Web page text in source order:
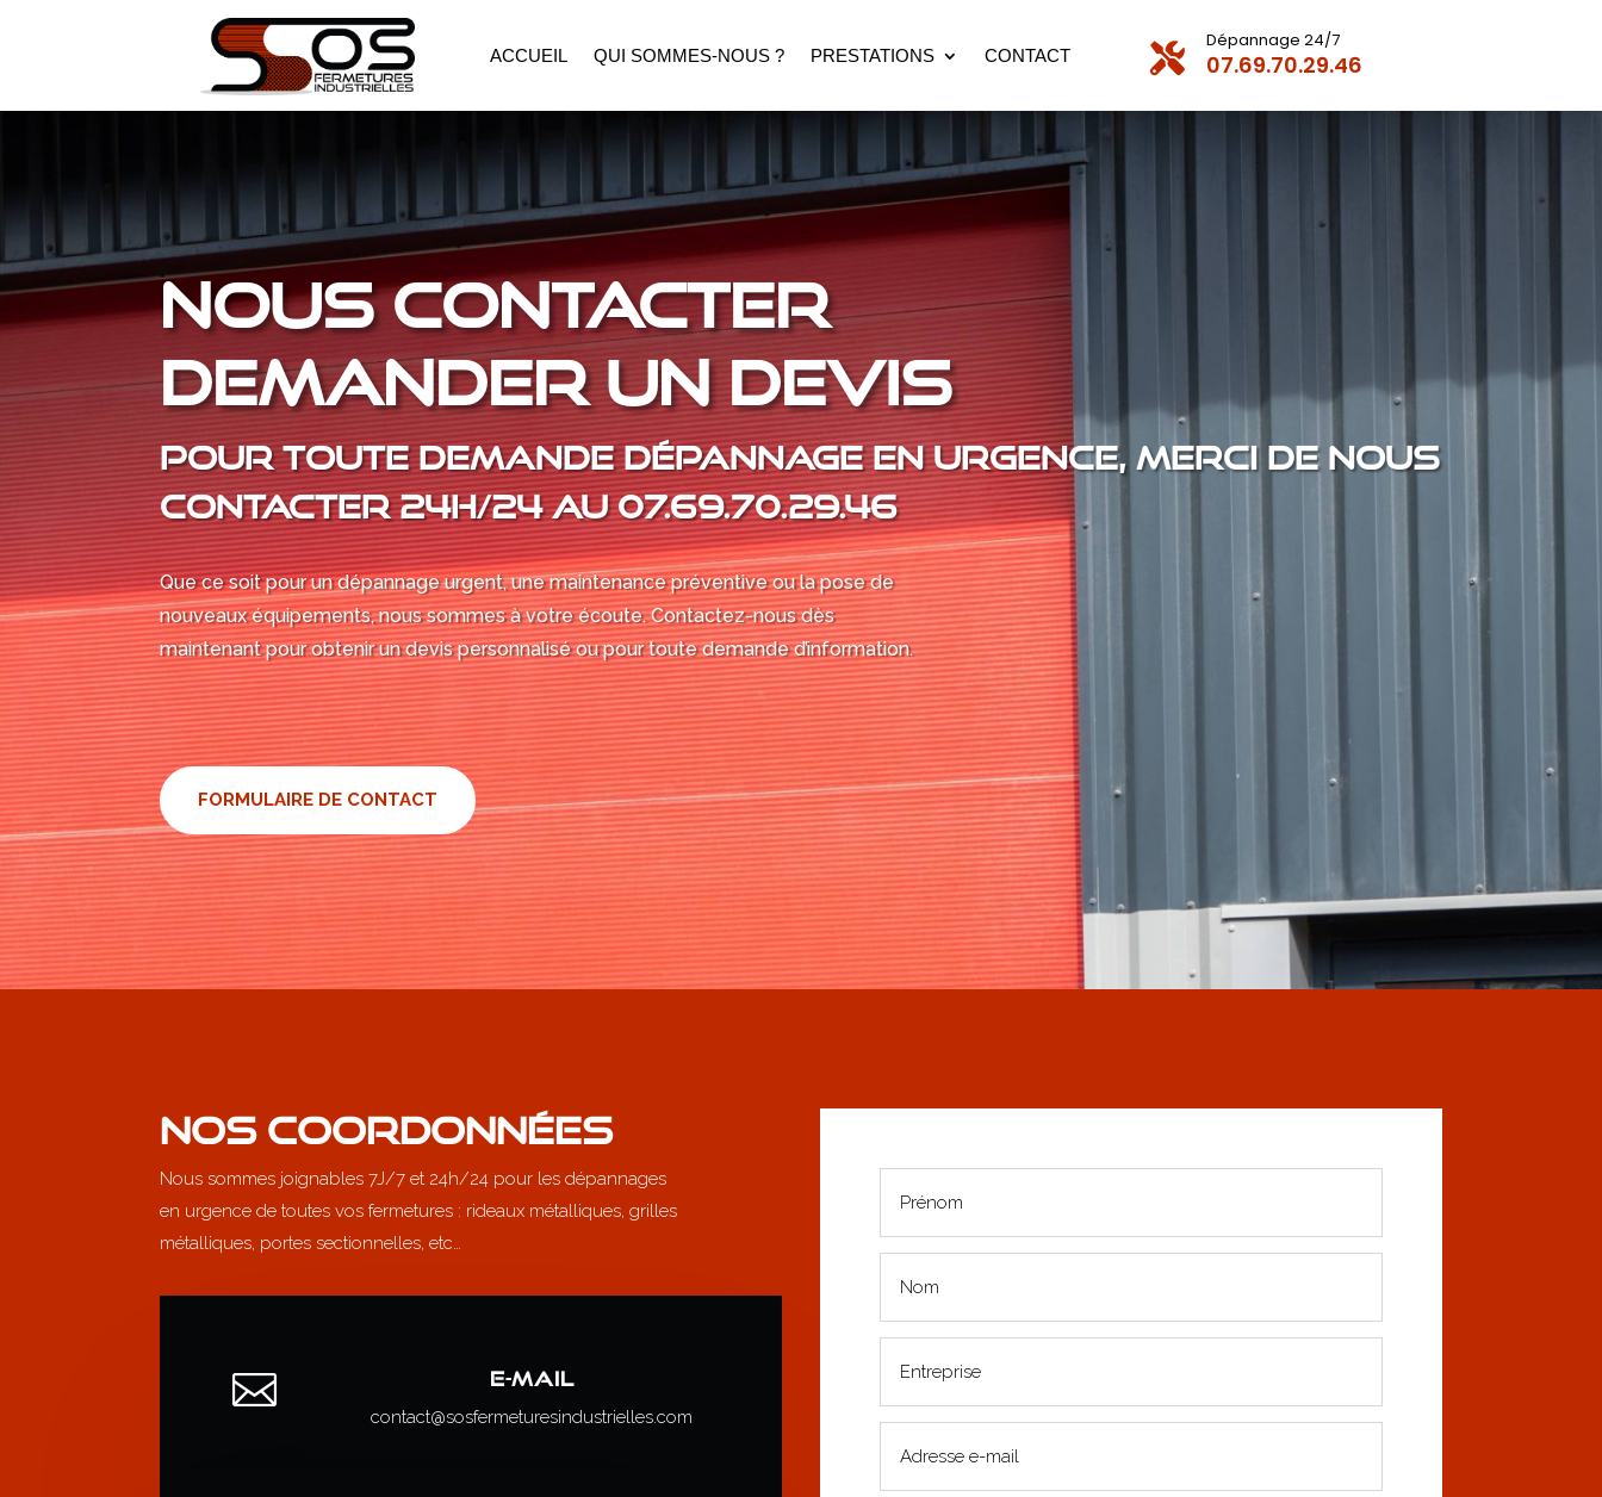
ACCUEIL QUI SOMMES-NOUS ? PRESTATIONS CONTACT 
Dépannage 24/7
07.69.70.29.46
NOUS CONTACTER
DEMANDER UN DEVIS
POUR TOUTE DEMANDE DÉPANNAGE EN URGENCE, MERCI DE NOUS
CONTACTER 24H/24 AU 07.69.70.29.46
Que ce soit pour un dépannage urgent, une maintenance préventive ou la pose de
nouveaux équipements, nous sommes à votre écoute. Contactez-nous dès
maintenant pour obtenir un devis personnalisé ou pour toute demande d’information.
FORMULAIRE DE CONTACT
NOS COORDONNÉES
Nous sommes joignables 7J/7 et 24h/24 pour les dépannages
en urgence de toutes vos fermetures : rideaux métalliques, grilles
métalliques, portes sectionnelles, etc…
 E-MAIL
contact@sosfermeturesindustrielles.com